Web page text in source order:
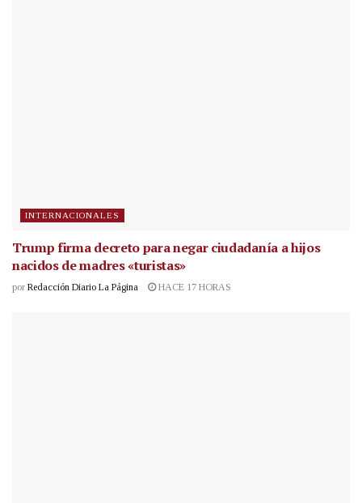
INTERNACIONALES
Trump firma decreto para negar ciudadanía a hijos
nacidos de madres «turistas»
por Redacción Diario La Página HACE 17 HORAS